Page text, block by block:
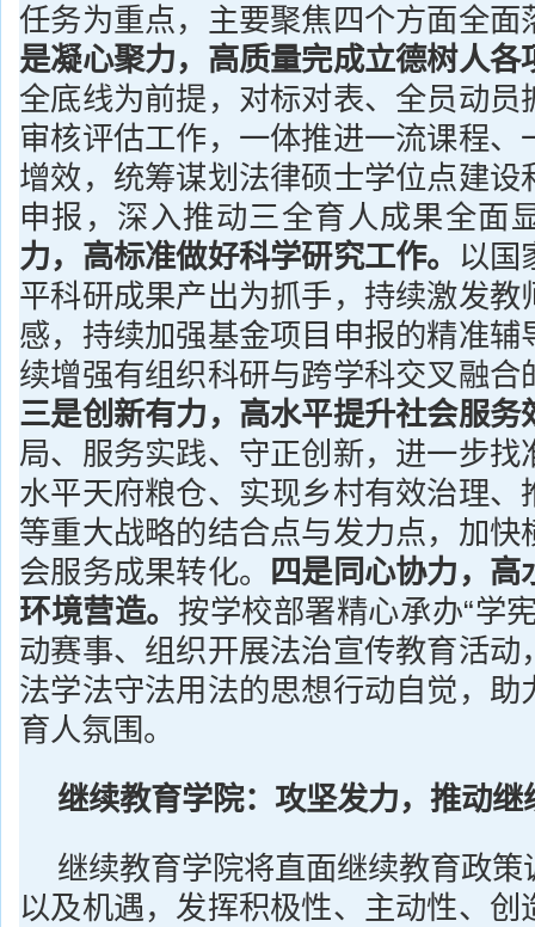
任务为重点，主要聚焦四个方面全面
是凝心聚力，高质量完成立德树人各
全底线为前提，对标对表、全员动员
审核评估工作，一体推进一流课程、
增效，统筹谋划法律硕士学位点建设
申报，深入推动三全育人成果全面
力，高标准做好科学研究工作。
以国
平科研成果产出为抓手，持续激发教
感，持续加强基金项目申报的精准辅
续增强有组织科研与跨学科交叉融合
三是创新有力，高水平提升社会服务
局、服务实践、守正创新，进一步找
水平天府粮仓、实现乡村有效治理、
等重大战略的结合点与发力点，加快
会服务成果转化。
四是同心协力，
环境营造。 按学校部署精心承办“学
动赛事、组织开展法治宣传教育活动
法学法守法用法的思想行动自觉，助
育人氛围。
继续教育学院：攻坚发力，推动
继续教育学院将直面继续教育政
以及机遇，发挥积极性、主动性、创